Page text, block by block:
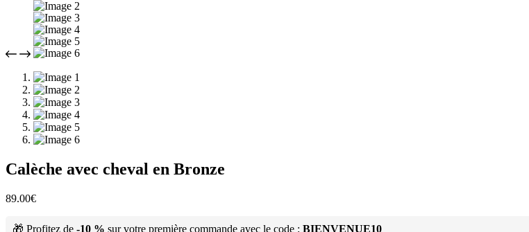
Calèche avec cheval en Bronze
89.00€
🎁 Profitez de -10 % sur votre première commande avec le code : BIENVENUE10